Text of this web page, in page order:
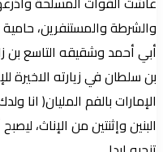
والشرطة والمستنفرين،
أبي أحمد وشقيقه التاسع بن
بن سلطان في زيارته الاخيرة
الإمارات بالفم المليان( انا
البنين وإثنتين من الإناث،